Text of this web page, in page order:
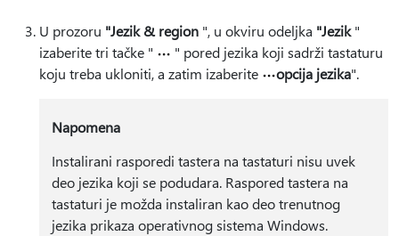
U prozoru "Jezik & region ", u okviru odeljka "Jezik"
izaberite tri tačke "
" pored jezika koji sadrži tastaturu
koju treba ukloniti, a zatim izaberite
opcija jezika".
Napomena
Instalirani rasporedi tastera na tastaturi nisu uvek
deo jezika koji se podudara. Raspored tastera na
tastaturi je možda instaliran kao deo trenutnog
jezika prikaza operativnog sistema Windows.